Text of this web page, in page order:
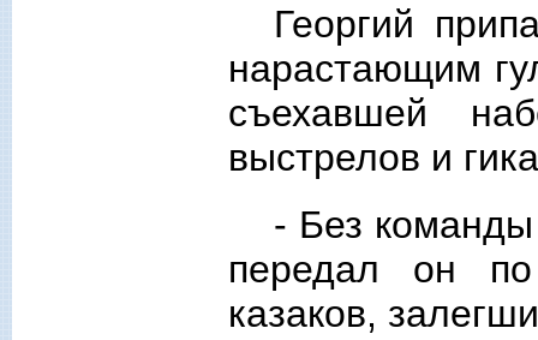
Георгий
нарастающим
съехавшей
выстрелов и
- Без
передал он по
казаков,